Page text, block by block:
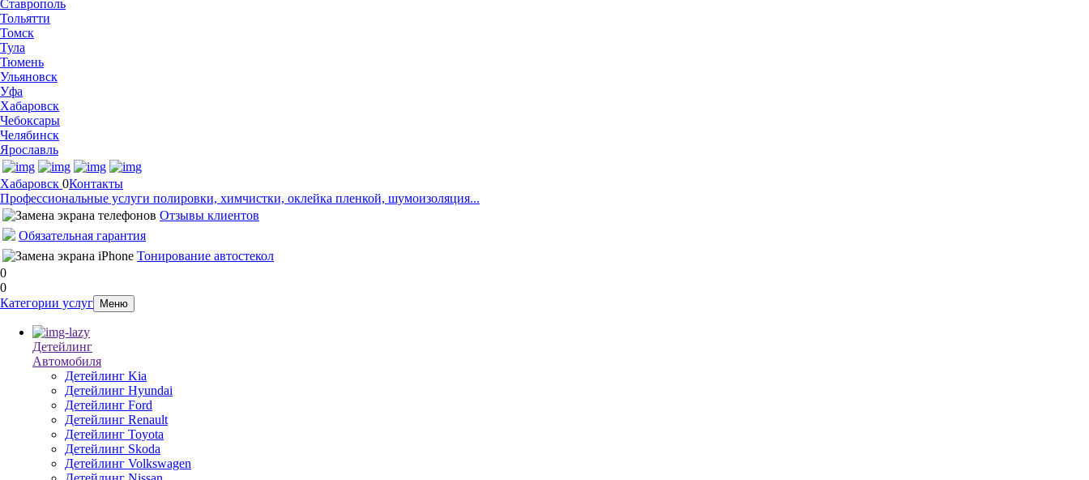
Ставрополь
Тольятти
Томск
Тула
Тюмень
Ульяновск
Уфа
Хабаровск
Чебоксары
Челябинск
Ярославль
Хабаровск 0Контакты
Профессиональные услуги полировки, химчистки, оклейка пленкой, шумоизоляция...
Отзывы клиентов
Обязательная гарантия
Тонирование автостекол
0
0
Категории услуг
Меню
Детейлинг
Автомобиля
Детейлинг Kia
Детейлинг Hyundai
Детейлинг Ford
Детейлинг Renault
Детейлинг Toyota
Детейлинг Skoda
Детейлинг Volkswagen